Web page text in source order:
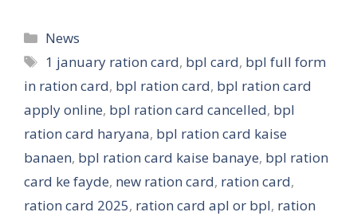
Categories
News
Tags
1 january ration card, bpl card, bpl full form
in ration card, bpl ration card, bpl ration card
apply online, bpl ration card cancelled, bpl
ration card haryana, bpl ration card kaise
banaen, bpl ration card kaise banaye, bpl ration
card ke fayde, new ration card, ration card,
ration card 2025, ration card apl or bpl, ration